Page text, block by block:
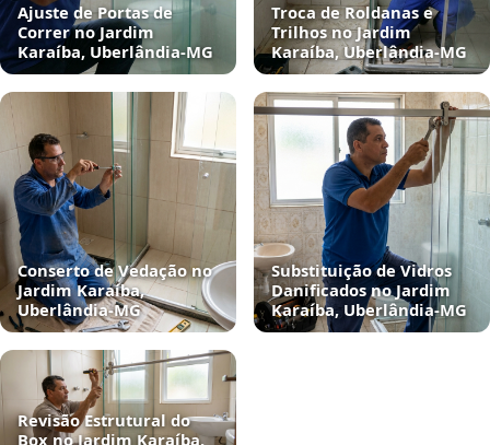
Ajuste de Portas de
Correr no Jardim
Karaíba, Uberlândia‑MG
Troca de Roldanas e
Trilhos no Jardim
Karaíba, Uberlândia‑MG
Conserto de Vedação no
Jardim Karaíba,
Uberlândia‑MG
Substituição de Vidros
Danificados no Jardim
Karaíba, Uberlândia‑MG
Revisão Estrutural do
Box no Jardim Karaíba,